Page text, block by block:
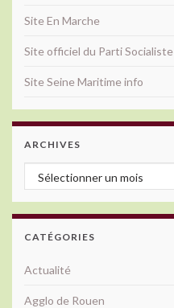
Site En Marche
Site officiel du Parti Socialiste
Site Seine Maritime info
ARCHIVES
Archives
CATÉGORIES
Actualité
Agglo de Rouen